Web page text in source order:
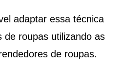
adaptar essa técnica
de roupas utilizando as
de roupas.